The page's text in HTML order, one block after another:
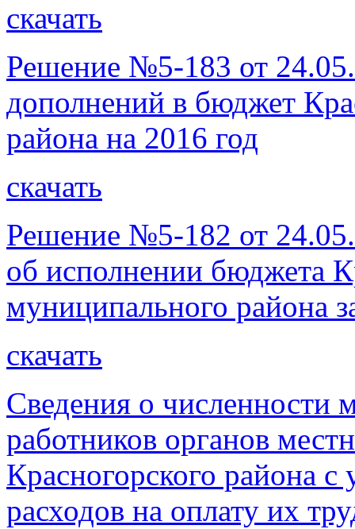
скачать
Решение №5-183 от
дополнений в бюджет
района на 2016 год
скачать
Решение №5-182 от
об исполнении бюджета
муниципального района
скачать
Сведения о
работников органов
Красногорского района с
расходов на оплату их